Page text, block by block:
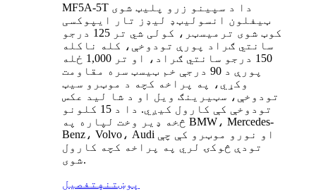
MF5A-5T دا د سپینو زرو پلیټ شوی
ټیفلون انسولیټډ لیډز تار ایپوکسی
کوټ شوی ترمیسټر، کولی شي تر 125 درجو
سانتي ګراد پورې تودوخې، کله ناکله
150 درجو سانتي ګراد، او تر 1,000 ځله
پورې د 90 درجې خم ټیسټ سره مقاومت
وکړي، په پراخه کچه د موټرو سیټ
تودوخې، سټیرینګ ویل او د شا لید عکس
تودوخې کې کارول کیږي. دا د 15 کلونو
څخه ډیر وخت لپاره په BMW، Mercedes-
Benz، Volvo، Audi او نورو موټرو کې چې
تودې څوکۍ لري په پراخه کچه کارول
شوی.
پوښتنه تفصیل